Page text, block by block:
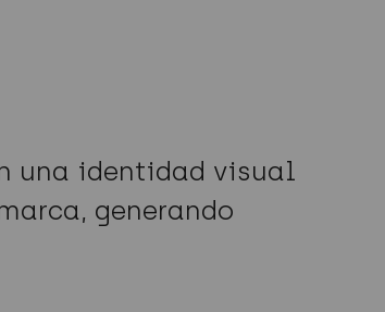
una identidad visual
generando